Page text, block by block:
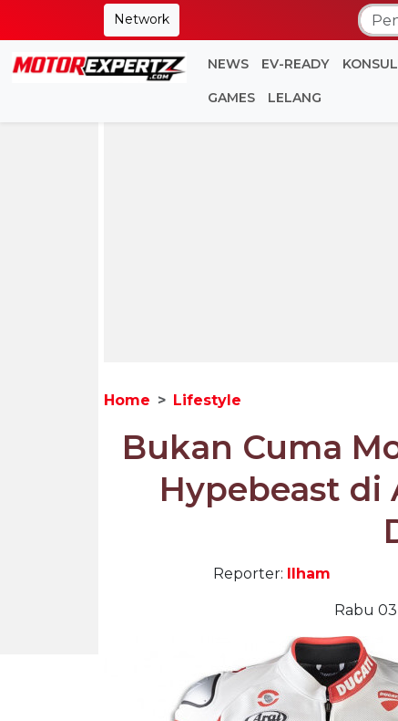
Network
NEWS EV-READY
GAMES LELANG
Home Lifestyle
Bukan Cuma
Hypebeast di
Reporter: Ilham
Rabu